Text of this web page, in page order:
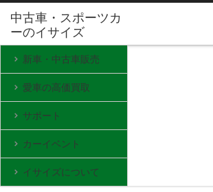
新車・中古車販売
愛車の高価買取
サポート
カーイベント
イサイズについて